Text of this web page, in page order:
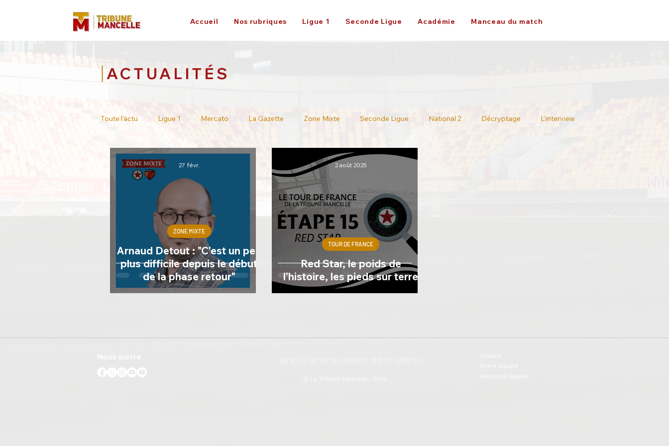
Accueil Nos rubriques Ligue 1 Seconde Ligue Académie Manceau du match
ACTUALITÉS
Toute l'actu Ligue 1 Mercato La Gazette Zone Mixte Seconde Ligue National 2 Décryptage L'interview
Tour de France
Arnaud Detout : "C'est un peu
plus difficile depuis le début
de la phase retour"
ZONE MIXTE
27 févr.
Red Star, le poids de
l'histoire, les pieds sur terre
TOUR DE FRANCE
2 août 2025
Ⓒ La Tribune Mancelle - 2026
Notre équipe